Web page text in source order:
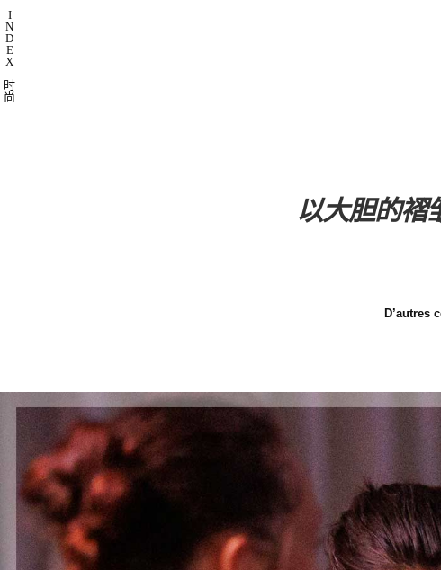
I
N
D
E
X
时
尚
以大胆的褶
D’autres